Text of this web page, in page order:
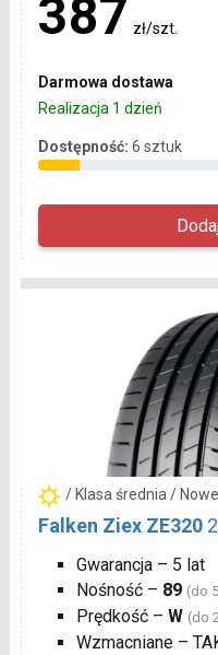
387 zł/szt.
Darmowa dostawa
Realizacja 1 dzień
Dostępność: 6 sztuk
/ Klasa średnia /
Falken Ziex ZE320
Gwarancja – 5 lat
Nośność – 89 (do
Prędkość – W (do
Wzmacniane –